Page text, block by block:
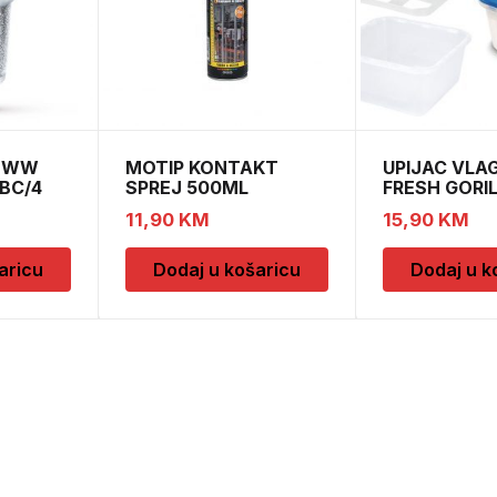
4
MOTIP KONTAKT
SPREJ 500ML
M090505
11,90 KM
Dodaj u košaricu
UPIJAC
FRESH
DOPUNE
15,90 KM
Dodaj u